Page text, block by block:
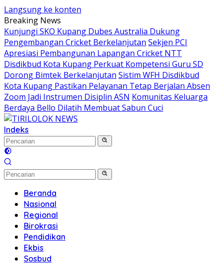
Langsung ke konten
Breaking News
Kunjungi SKO Kupang Dubes Australia Dukung
Pengembangan Cricket Berkelanjutan Sekjen PCI
Apresiasi Pembangunan Lapangan Cricket NTT
Disdikbud Kota Kupang Perkuat Kompetensi Guru SD
Dorong Bimtek Berkelanjutan Sistim WFH Disdikbud
Kota Kupang Pastikan Pelayanan Tetap Berjalan Absen
Zoom Jadi Instrumen Disiplin ASN Komunitas Keluarga
Berdaya Bello Dilatih Membuat Sabun Cuci
Indeks
Beranda
Nasional
Regional
Birokrasi
Pendidikan
Ekbis
Sosbud